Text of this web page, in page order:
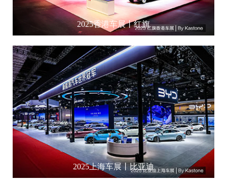
2025香港车展丨红旗
2025上海车展丨比亚迪